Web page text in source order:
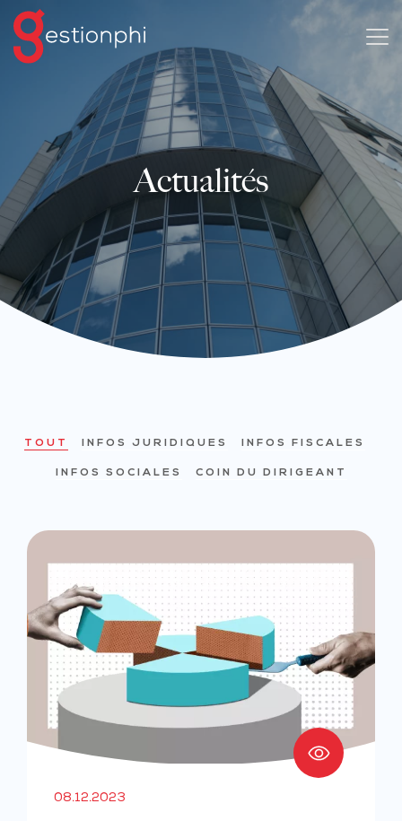
Actualités
TOUT INFOS JURIDIQUES INFOS FISCALES
INFOS SOCIALES COIN DU DIRIGEANT
08.12.2023